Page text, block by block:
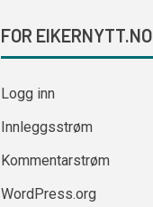
FOR EIKERNYTT.NO
Logg inn
Innleggsstrøm
Kommentarstrøm
WordPress.org